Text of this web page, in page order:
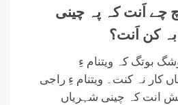
چے اَنت کہ پہ چینی
کن اَنت؟
بوتگ کہ ویتنام ءِ
کار نہ کنت۔ ویتنام ءِ راجی
انت کہ چینی شہریاں